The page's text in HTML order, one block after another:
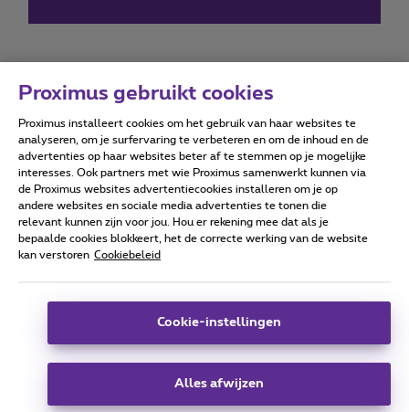
Forumvoorwaarden Accessibility statement
Alle rechten voorbehouden. © Proximus
Algemene voorwaarden, consumenteninfo
Deze website is gecreëerd en wordt beheerd conform het
Koning Albert II-laan 27 - B-1030 Brussel.
Proximus gebruikt cookies
Proximus installeert cookies om het gebruik van haar websites te
analyseren, om je surfervaring te verbeteren en om de inhoud en de
advertenties op haar websites beter af te stemmen op je mogelijke
interesses. Ook partners met wie Proximus samenwerkt kunnen via
de Proximus websites advertentiecookies installeren om je op
andere websites en sociale media advertenties te tonen die
relevant kunnen zijn voor jou. Hou er rekening mee dat als je
bepaalde cookies blokkeert, het de correcte werking van de website
kan verstoren Cookiebeleid
Cookie-instellingen
Alles afwijzen